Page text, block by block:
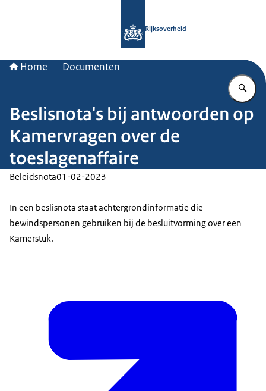
Rijksoverheid
Home Documenten
Beslisnota's bij antwoorden op
Kamervragen over de
toeslagenaffaire
Beleidsnota01-02-2023
In een beslisnota staat achtergrondinformatie die
bewindspersonen gebruiken bij de besluitvorming over een
Kamerstuk.